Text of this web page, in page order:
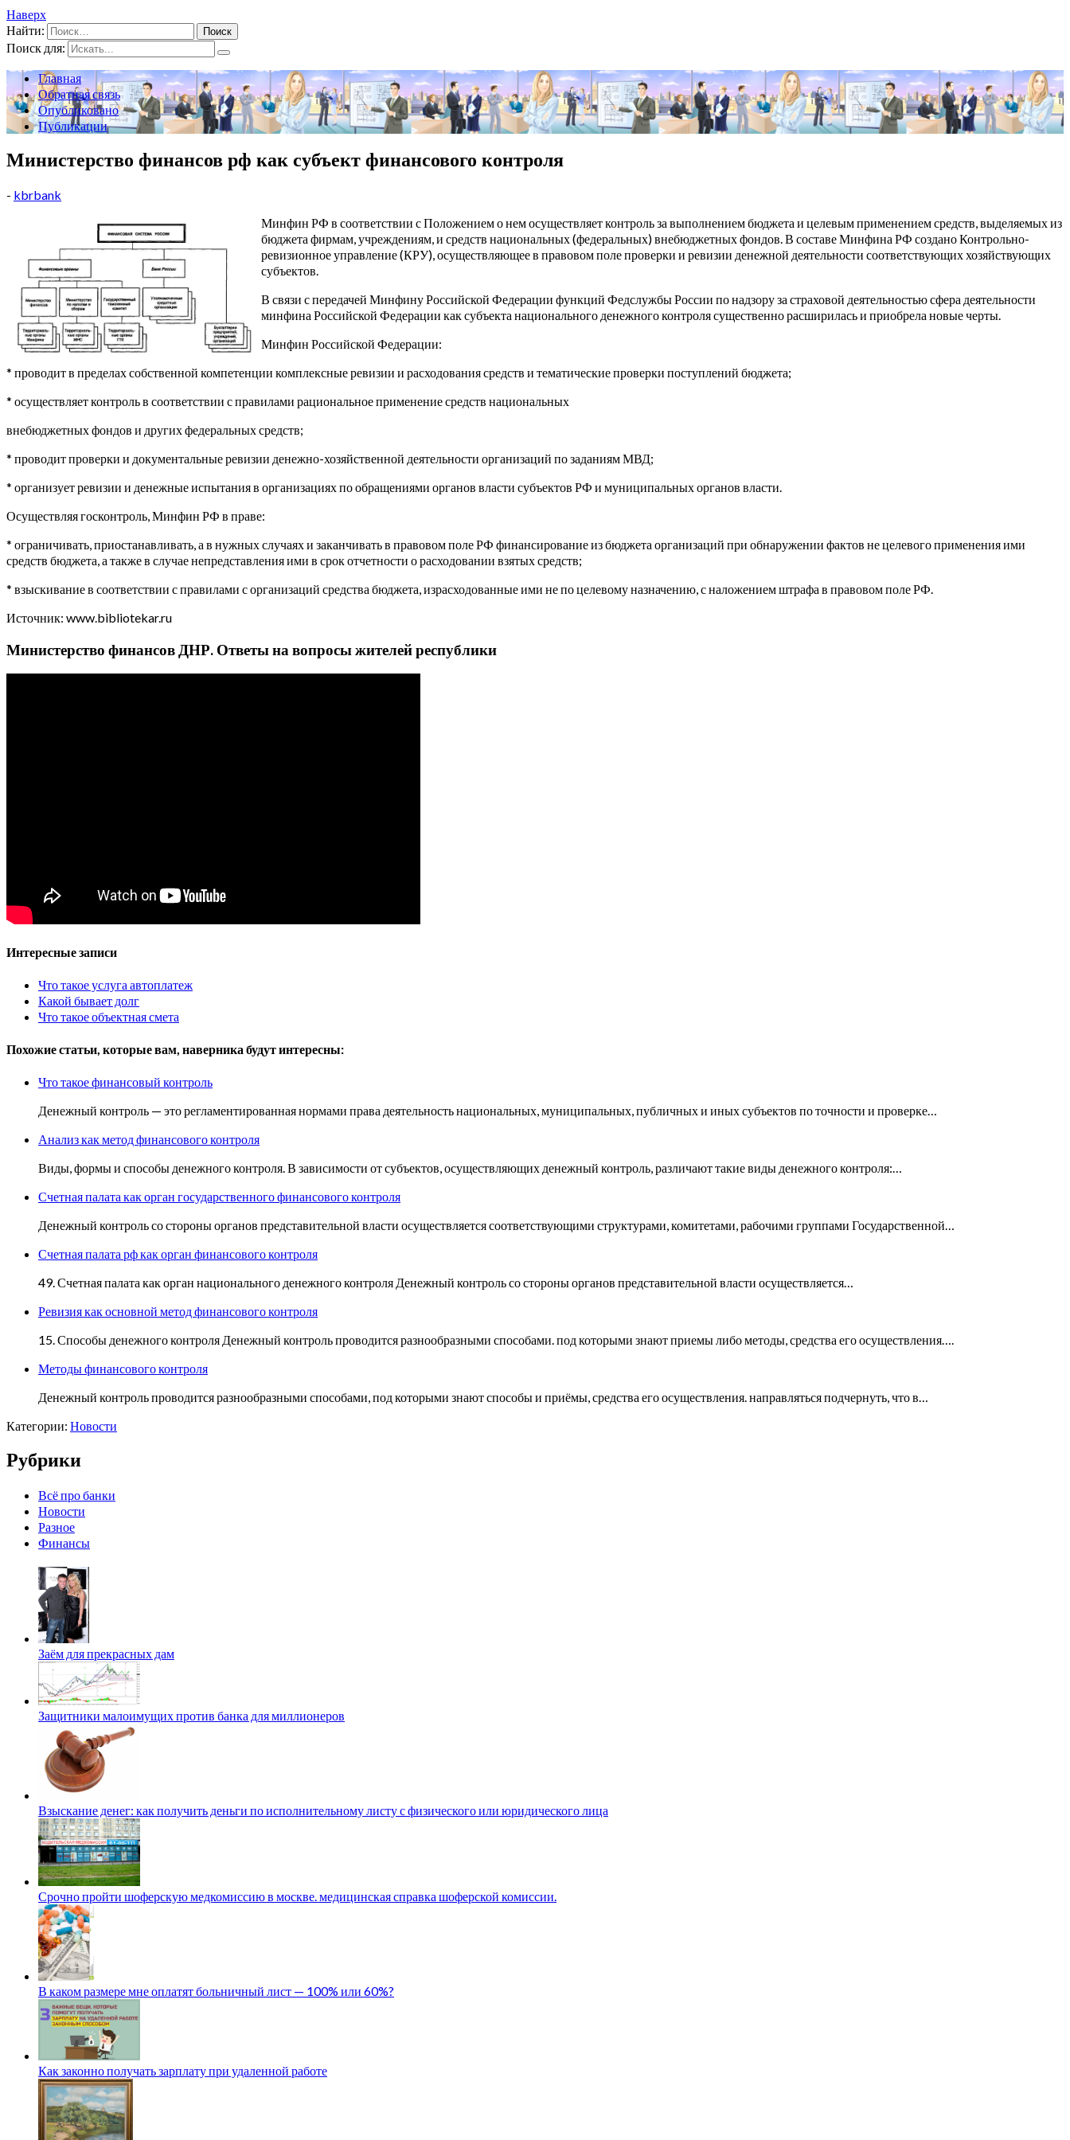
Наверх
Найти:
Поиск для:
Главная
Обратная связь
Опубликовано
Публикации
Министерство финансов рф как субъект финансового контроля
- kbrbank
Минфин РФ в соответствии с Положением о нем осуществляет контроль за выполнением бюджета и целевым применением средств, выделяемых из
бюджета фирмам, учреждениям, и средств национальных (федеральных) внебюджетных фондов. В составе Минфина РФ создано Контрольно-
ревизионное управление (КРУ), осуществляющее в правовом поле проверки и ревизии денежной деятельности соответствующих хозяйствующих
субъектов.
В связи с передачей Минфину Российской Федерации функций Федслужбы России по надзору за страховой деятельностью сфера деятельности
минфина Российской Федерации как субъекта национального денежного контроля существенно расширилась и приобрела новые черты.
Минфин Российской Федерации:
* проводит в пределах собственной компетенции комплексные ревизии и расходования средств и тематические проверки поступлений бюджета;
* осуществляет контроль в соответствии с правилами рациональное применение средств национальных
внебюджетных фондов и других федеральных средств;
* проводит проверки и документальные ревизии денежно-хозяйственной деятельности организаций по заданиям МВД;
* организует ревизии и денежные испытания в организациях по обращениями органов власти субъектов РФ и муниципальных органов власти.
Осуществляя госконтроль, Минфин РФ в праве:
* ограничивать, приостанавливать, а в нужных случаях и заканчивать в правовом поле РФ финансирование из бюджета организаций при обнаружении фактов не целевого применения ими
средств бюджета, а также в случае непредставления ими в срок отчетности о расходовании взятых средств;
* взыскивание в соответствии с правилами с организаций средства бюджета, израсходованные ими не по целевому назначению, с наложением штрафа в правовом поле РФ.
Источник: www.bibliotekar.ru
Министерство финансов ДНР. Ответы на вопросы жителей республики
Интересные записи
Что такое услуга автоплатеж
Какой бывает долг
Что такое объектная смета
Похожие статьи, которые вам, наверника будут интересны:
Что такое финансовый контроль
Денежный контроль — это регламентированная нормами права деятельность национальных, муниципальных, публичных и иных субъектов по точности и проверке…
Анализ как метод финансового контроля
Виды, формы и способы денежного контроля. В зависимости от субъектов, осуществляющих денежный контроль, различают такие виды денежного контроля:…
Счетная палата как орган государственного финансового контроля
Денежный контроль со стороны органов представительной власти осуществляется соответствующими структурами, комитетами, рабочими группами Государственной…
Счетная палата рф как орган финансового контроля
49. Счетная палата как орган национального денежного контроля Денежный контроль со стороны органов представительной власти осуществляется…
Ревизия как основной метод финансового контроля
15. Способы денежного контроля Денежный контроль проводится разнообразными способами. под которыми знают приемы либо методы, средства его осуществления….
Методы финансового контроля
Денежный контроль проводится разнообразными способами, под которыми знают способы и приёмы, средства его осуществления. направляться подчернуть, что в…
Категории: Новости
Рубрики
Всё про банки
Новости
Разное
Финансы
Заём для прекрасных дам
Защитники малоимущих против банка для миллионеров
Взыскание денег: как получить деньги по исполнительному листу с физического или юридического лица
Срочно пройти шоферскую медкомиссию в москве. медицинская справка шоферской комиссии.
В каком размере мне оплатят больничный лист — 100% или 60%?
Как законно получать зарплату при удаленной работе